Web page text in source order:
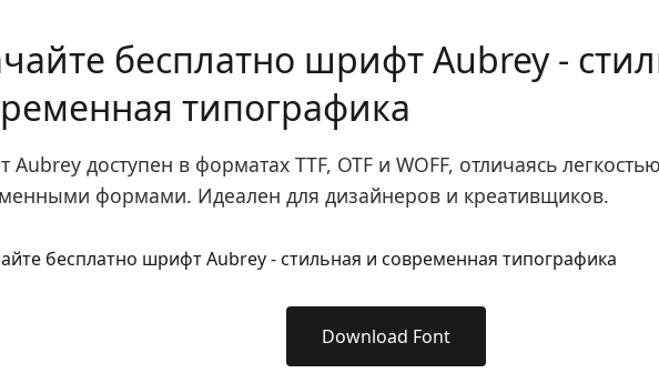
бесплатно шрифт Aubrey -
типографика
доступен в форматах TTF, OTF и WOFF, отличаясь
формами. Идеален для дизайнеров и креативщиков.
Download Font